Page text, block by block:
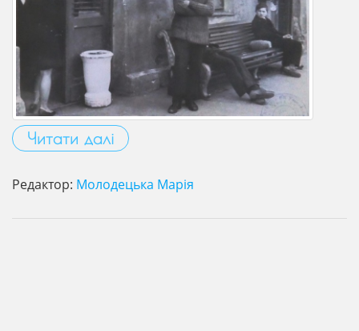
Читати далі
Редактор: Молодецька Марія